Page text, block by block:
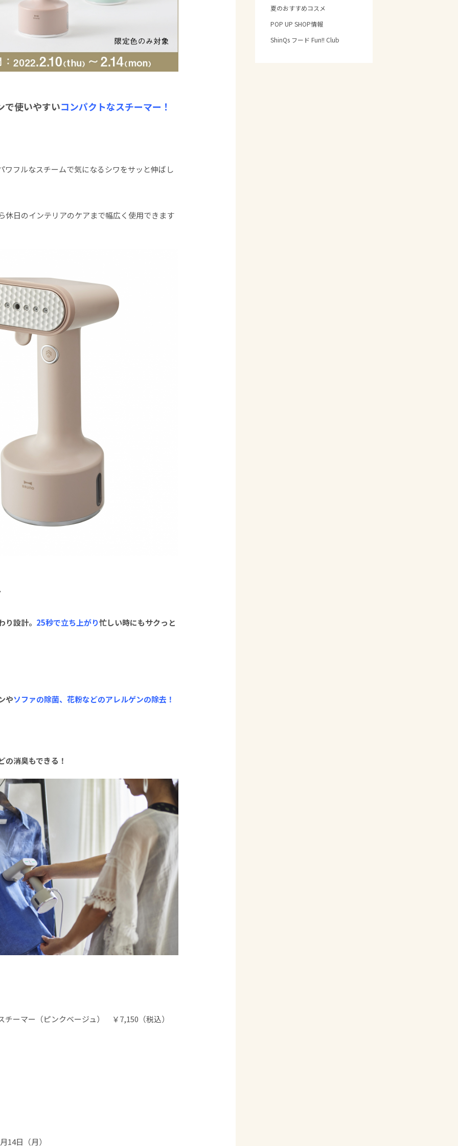
で使いやすいコンパクトなスチーマー！
ワフルなスチームで気になるシワをサッと伸ばし
休日のインテリアのケアまで幅広く使用できます
設計。 25秒で立ち上がり忙しい時にもサクっと
やソファの除菌、花粉などのアレルゲンの除去！
消臭もできる！
チーマー（ピンクベージュ） ￥7,150（税込）​​
14日（月）​
夏のおすすめコスメ
POP UP SHOP情報
ShinQs フード Fun!! Club